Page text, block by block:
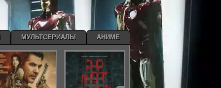
МУЛЬТСЕРИАЛЫ АНИМЕ